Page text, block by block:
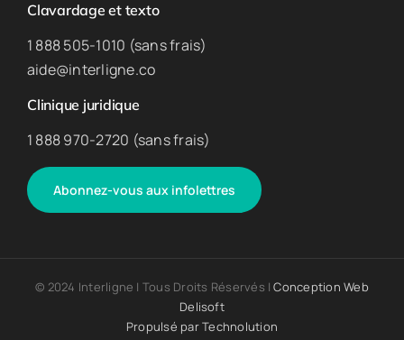
Clavardage et texto
1 888 505-1010 (sans frais)
aide@interligne.co
Clinique juridique
1 888 970-2720 (sans frais)
Abonnez-vous aux infolettres
© 2024 Interligne | Tous Droits Réservés |Conception Web
Delisoft
Propulsé parTechnolution